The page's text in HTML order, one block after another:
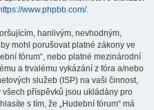
https://www.phpbb.com/.
hanlivým, nevhodným,
mohl porušovat platné zákony ve
fórum“, nebo platné mezinárodní
a trvalému vykázání z fóra a/nebo
služeb (ISP) na vaši činnost,
příspěvků jsou ukládány pro
s tím, že „Hudební fórum“ má